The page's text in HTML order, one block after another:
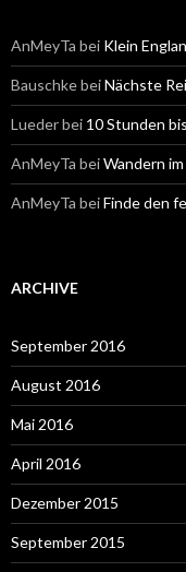
AnMeyTa bei Klein
BauschkebeiNächste
Luederbei 10 Stunden
AnMeyTa beiWandern
AnMeyTa beiFinde den
ARCHIVE
September 2016
August 2016
Mai 2016
April 2016
Dezember 2015
September 2015